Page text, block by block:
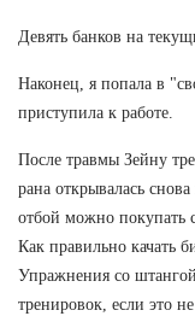
Девять банков на
Наконец, я попала в
приступила к работе.
После травмы Зейну
рана открывалась
отбой можно покупать
Как правильно качать
Упражнения со
тренировок, если это